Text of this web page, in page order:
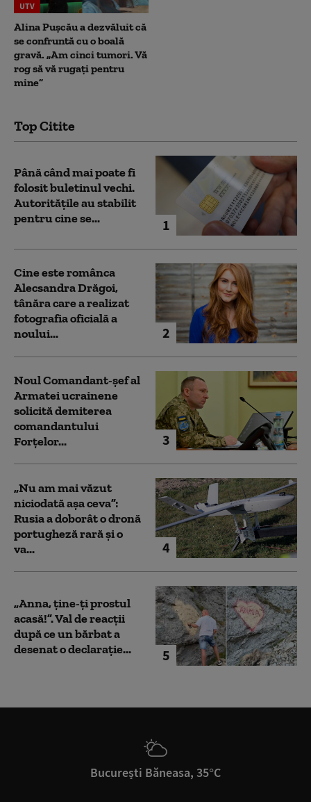
UTV
Alina Pușcău a dezvăluit că
se confruntă cu o boală
gravă. „Am cinci tumori. Vă
rog să vă rugați pentru
mine”
Top Citite
1
Până când mai poate fi
folosit buletinul vechi.
Autoritățile au stabilit
pentru cine se...
2
Cine este românca
Alecsandra Drăgoi,
tânăra care a realizat
fotografia oficială a
noului...
3
Noul Comandant-șef al
Armatei ucrainene
solicită demiterea
comandantului
Forțelor...
4
„Nu am mai văzut
niciodată așa ceva”:
Rusia a doborât o dronă
portugheză rară și o
va...
5
„Anna, ţine-ţi prostul
acasă!”. Val de reacții
după ce un bărbat a
desenat o declarație...
București Băneasa, 35°C